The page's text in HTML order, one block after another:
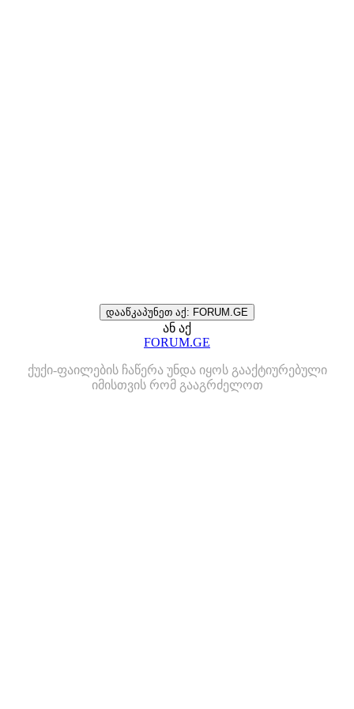
დააწკაპუნეთ აქ: FORUM.GE
ან აქ
FORUM.GE
ქუქი-ფაილების ჩაწერა უნდა იყოს გააქტიურებული
იმისთვის რომ გააგრძელოთ